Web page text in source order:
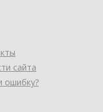
сайта
ошибку?